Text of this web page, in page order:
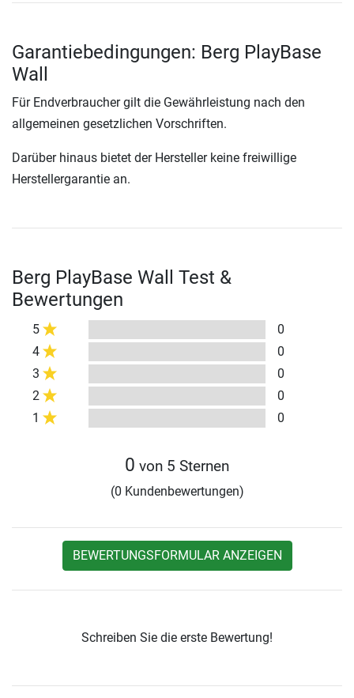
Garantiebedingungen: Berg PlayBase
Wall
Für Endverbraucher gilt die Gewährleistung nach den
allgemeinen gesetzlichen Vorschriften.
Darüber hinaus bietet der Hersteller keine freiwillige
Herstellergarantie an.
Berg PlayBase Wall Test &
Bewertungen
5
0
4
0
3
0
2
0
1
0
0 von 5 Sternen
(0 Kundenbewertungen)
BEWERTUNGSFORMULAR ANZEIGEN
Schreiben Sie die erste Bewertung!